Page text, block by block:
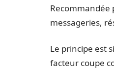
Recommandée
messageries,
Le principe est
facteur coupe